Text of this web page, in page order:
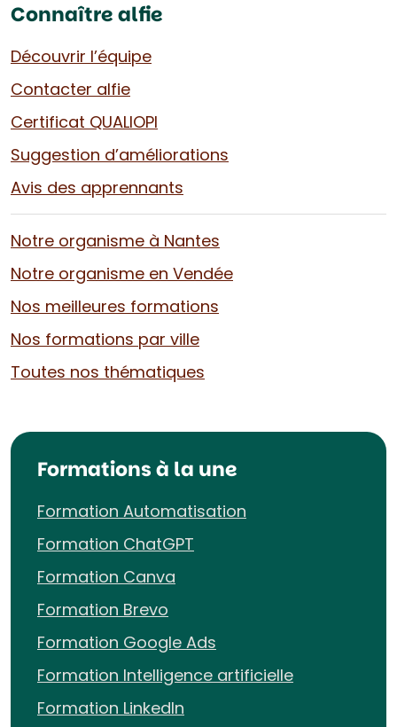
Connaître alfie
Découvrir l’équipe
Contacter alfie
Certificat QUALIOPI
Suggestion d’améliorations
Avis des apprennants
Notre organisme à Nantes
Notre organisme en Vendée
Nos meilleures formations
Nos formations par ville
Toutes nos thématiques
Formations à la une
Formation Automatisation
Formation ChatGPT
Formation Canva
Formation Brevo
Formation Google Ads
Formation Intelligence artificielle
Formation LinkedIn